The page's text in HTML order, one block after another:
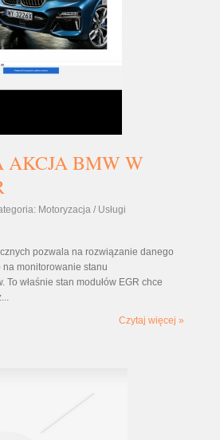
AKCJA BMW W
Motoryzacja / Usługi
pozwala na rozwiązanie danego
monitorowanie stanu
właśnie stan modułów EGR chce
Czytaj więcej »